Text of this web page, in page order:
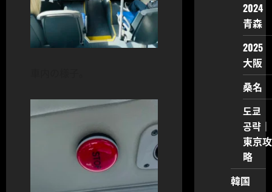
2024
青森
2025
大阪
桑名
도쿄
공략｜
東京攻
略
韓国